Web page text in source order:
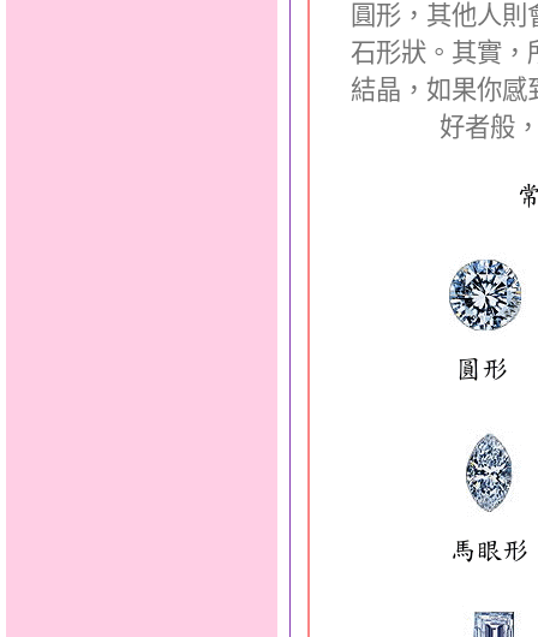
圓形，其他人
石形狀。其實，
結晶，如果你感
好者般